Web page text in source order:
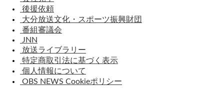
後援依頼
大分放送文化・スポーツ振興財団
番組審議会
JNN
放送ライブラリー
特定商取引法に基づく表示
個人情報について
OBS NEWS Cookieポリシー